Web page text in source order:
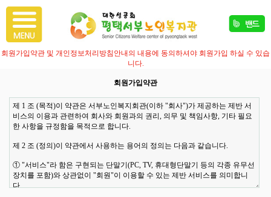
회원가입약관 및 개인정보처리방침안내의 내용에 동의하셔야 회원가입 하실 수 있습
니다.
회원가입약관